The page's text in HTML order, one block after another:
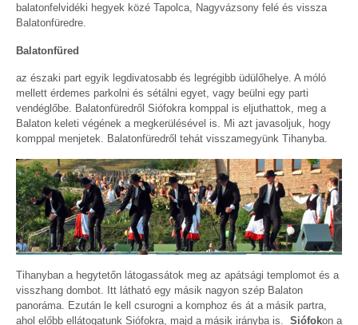
balatonfelvidéki hegyek közé Tapolca, Nagyvázsony felé és vissza
Balatonfüredre.
Balatonfüred
az északi part egyik legdivatosabb és legrégibb üdülőhelye. A móló
mellett érdemes parkolni és sétálni egyet, vagy beülni egy parti
vendéglőbe. Balatonfüredről Siófokra komppal is eljuthattok, meg a
Balaton keleti végének a megkerülésével is. Mi azt javasoljuk, hogy
komppal menjetek. Balatonfüredről tehát visszamegyünk Tihanyba.
Tihanyban a hegytetőn látogassátok meg az apátsági templomot és a
visszhang dombot. Itt látható egy másik nagyon szép Balaton
panoráma. Ezután le kell csurogni a komphoz és át a másik partra,
ahol előbb ellátogatunk Siófokra, majd a másik irányba is. Siófokon a